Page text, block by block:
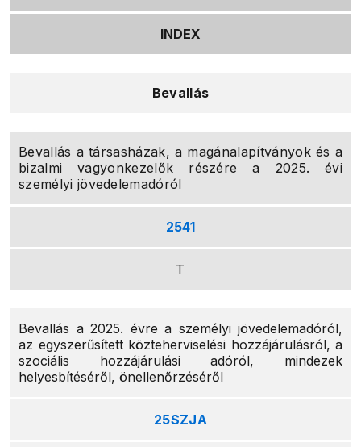
INDEX
Bevallás
Bevallás a társasházak, a magánalapítványok és a
bizalmi vagyonkezelők részére a 2025. évi
személyi jövedelemadóról
2541
T
Bevallás a 2025. évre a személyi jövedelemadóról,
az egyszerűsített közteherviselési hozzájárulásról, a
szociális hozzájárulási adóról, mindezek
helyesbítéséről, önellenőrzéséről
25SZJA